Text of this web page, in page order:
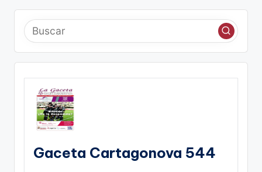
Gaceta Cartagonova 544